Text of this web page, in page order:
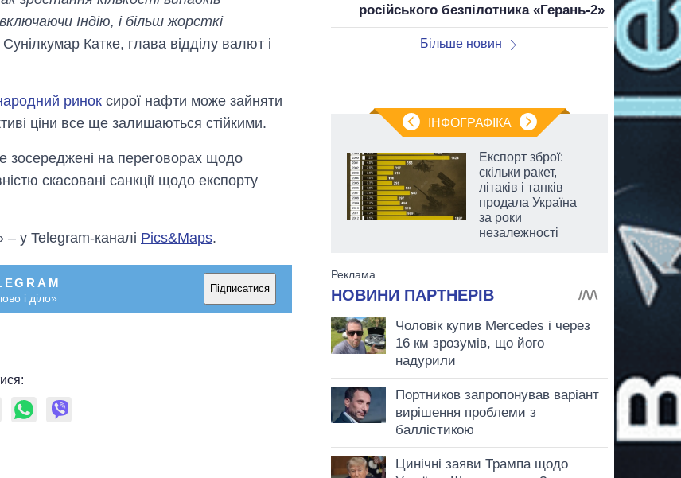
Індію, і більш жорсткі
Катке, глава відділу валют і
ринок сирої нафти може зайняти
ціни все ще залишаються стійкими.
зосереджені на переговорах щодо
скасовані санкції щодо експорту
– у Telegram-каналі Pics&Maps.
і діло»
Підписатися
російського безпілотника «Герань-2»
Більше новин
ІНФОГРАФІКА
Як зросли тарифи
містах України на
Експорт зброї:
скільки ракет,
літаків і танків
продала Україна
за роки
незалежності